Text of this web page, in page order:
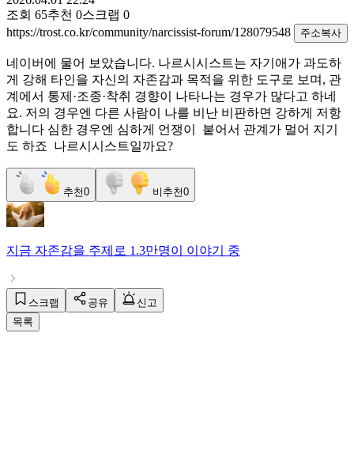
조회 65추천 0스크랩 0
https://trost.co.kr/community/narcissist-forum/128079548
주소복사
네이버에 물어 보았습니다. 나르시시스트는 자기애가 과도하
게 강해 타인을 자신의 자존감과 목적을 위한 도구로 보며, 관
계에서 통제·조종·착취 경향이 나타나는 경우가 많다고 하네
요. 저의 경우엔 다른 사람이 나를 비난 비판하면 강하게 저항
합니다 심한 경우엔 심하게 언쟁이 붙어서 관계가 멀어 지기
도 하죠 나르시시스트일까요?
추천0 비추천0
지금 자존감을 주제로 1.3만명이 이야기 중
스크랩 공유
신고
목록